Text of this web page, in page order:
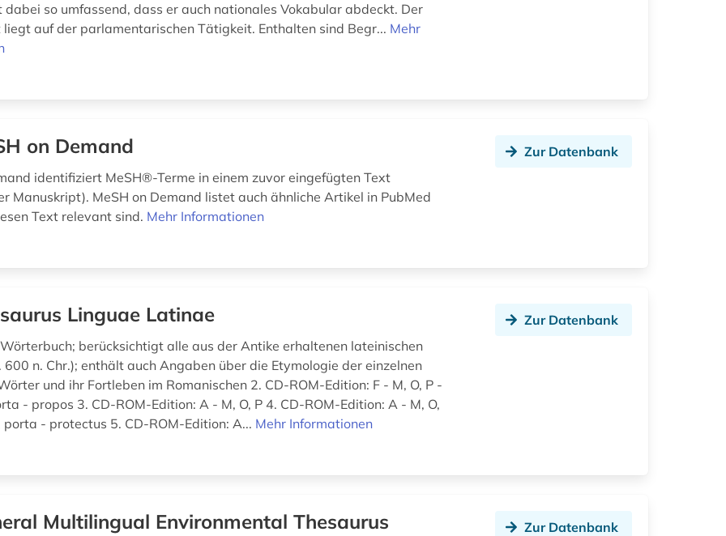
dabei so umfassend, dass er auch nationales Vokabular abdeckt. Der
liegt auf der parlamentarischen Tätigkeit. Enthalten sind Begr... Mehr
on Demand
identifiziert MeSH®-Terme in einem zuvor eingefügten Text
Manuskript). MeSH on Demand listet auch ähnliche Artikel in PubMed
Text relevant sind. Mehr Informationen
Zur Datenbank
Linguae Latinae
berücksichtigt alle aus der Antike erhaltenen lateinischen
600 n. Chr.); enthält auch Angaben über die Etymologie der einzelnen
und ihr Fortleben im Romanischen 2. CD-ROM-Edition: F - M, O, P -
- propos 3. CD-ROM-Edition: A - M, O, P 4. CD-ROM-Edition: A - M, O,
porta - protectus 5. CD-ROM-Edition: A... Mehr Informationen
Zur Datenbank
Multilingual Environmental Thesaurus Zur Datenbank